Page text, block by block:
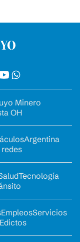
Minero
OH
Argentina
Tecnología
EmpleosServicios
Edictos